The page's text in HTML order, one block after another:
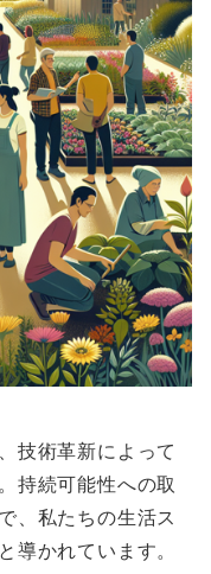
技術革新によって
持続可能性への取
、私たちの生活ス
導かれています。